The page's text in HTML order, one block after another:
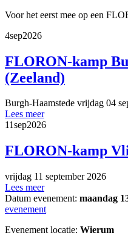
Voor het eerst mee op een
4sep2026
FLORON-kamp
(Zeeland)
Burgh-Haamstede vrijdag 04
Lees meer
11sep2026
FLORON-kamp
vrijdag 11 september 2026
Lees meer
Datum evenement: maandag
evenement
Evenement locatie: Wierum